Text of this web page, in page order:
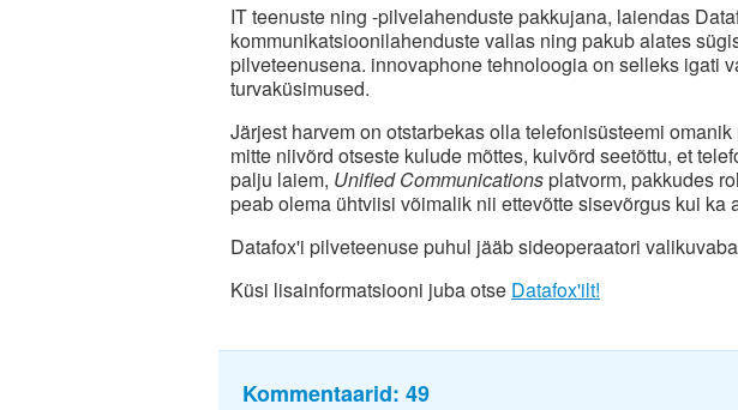
IT teenuste ning -pilvelahenduste pakkujana, laiendas
kommunikatsioonilahenduste vallas ning pakub alates
pilveteenusena. innovaphone tehnoloogia on selleks igati
turvaküsimused.
Järjest harvem on otstarbekas olla telefonisüsteemi
mitte niivõrd otseste kulude mõttes, kuivõrd seetõttu, et
palju laiem, Unified Communicationsplatvorm, pakkudes
peab olema ühtviisi võimalik nii ettevõtte sisevõrgus kui ka
Datafox'i pilveteenuse puhul jääb sideoperaatori
Küsi lisainformatsiooni juba otse Datafox'ilt!
Kommentaarid: 49